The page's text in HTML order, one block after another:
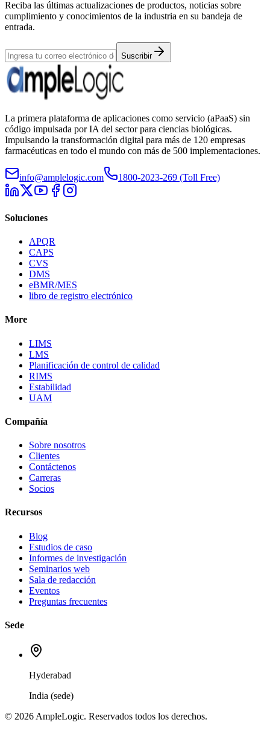
Reciba las últimas actualizaciones de productos, noticias sobre
cumplimiento y conocimientos de la industria en su bandeja de
entrada.
Suscribir
La primera plataforma de aplicaciones como servicio (aPaaS) sin
código impulsada por IA del sector para ciencias biológicas.
Impulsando la transformación digital para más de 120 empresas
farmacéuticas en todo el mundo con más de 500 implementaciones.
info@amplelogic.com 1800-2023-269 (Toll Free)
Soluciones
APQR
CAPS
CVS
DMS
eBMR/MES
libro de registro electrónico
More
LIMS
LMS
Planificación de control de calidad
RIMS
Estabilidad
UAM
Compañía
Sobre nosotros
Clientes
Contáctenos
Carreras
Socios
Recursos
Blog
Estudios de caso
Informes de investigación
Seminarios web
Sala de redacción
Eventos
Preguntas frecuentes
Sede
Hyderabad
India (sede)
© 2026 AmpleLogic. Reservados todos los derechos.